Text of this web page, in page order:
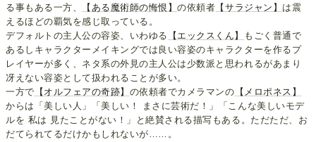
る事もある一方、
【ある魔術師の悔恨】の依頼者 【サラジャン】 は震
えるほどの覇気を感じ取っている。
デフォルトの主人公の容姿、いわゆる
【エックスくん】
もごく普通で
あるしキャラクターメイキングでは良い容姿のキャラクターを作るプ
レイヤーが多く、ネタ系の外見の主人公は少数派と思われるがあまり
冴えない容姿として扱われることが多い。
一方で 【オルフェアの奇跡】 の依頼者でカメラマンの 【メロポネス】
からは「美しい人」「美しい！ まさに芸術だ！」「こんな美しいモデ
ルを 私は 見たことがない！」と絶賛される描写もある。ただただ、お
だてられてるだけかもしれないが……。